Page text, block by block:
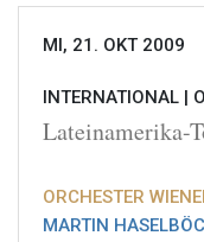
MI, 21. OKT 2009
INTERNATIONAL |
Lateinamerika-
ORCHESTER
MARTIN